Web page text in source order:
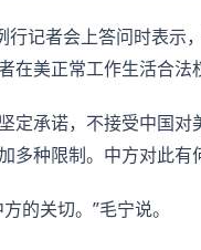
记者会上答问时表示
美正常工作生活合法
定承诺，不接受中国对
种限制。中方对此有
的关切。”毛宁说。